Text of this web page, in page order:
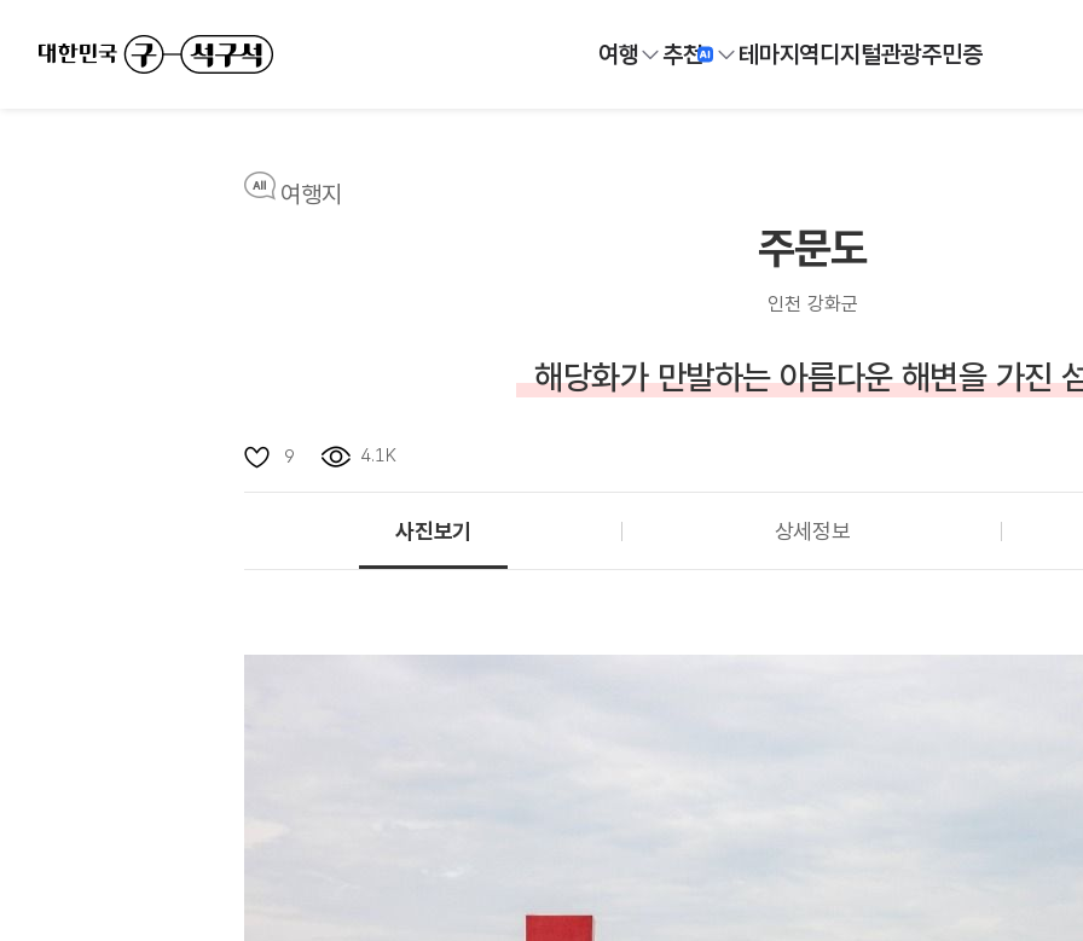
여행 추천 테마지역디지털관광주민증
여행지
주문도
인천 강화군
해당화가 만발하는 아름다운 해변을 가진
9 4.1K
사진보기 상세정보